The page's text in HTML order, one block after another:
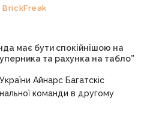
BrickFreak
має бути спокійнішою на
та рахунка на табло”
Айнарс Багатскіс
команди в другому